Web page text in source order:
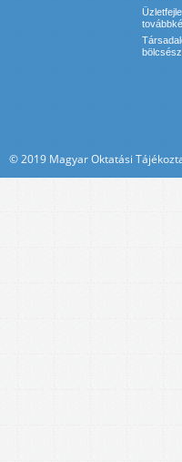
© 2019 Magyar Oktatási